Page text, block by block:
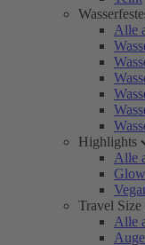
Alle
Highlights
Alle
Travel Size
Alle